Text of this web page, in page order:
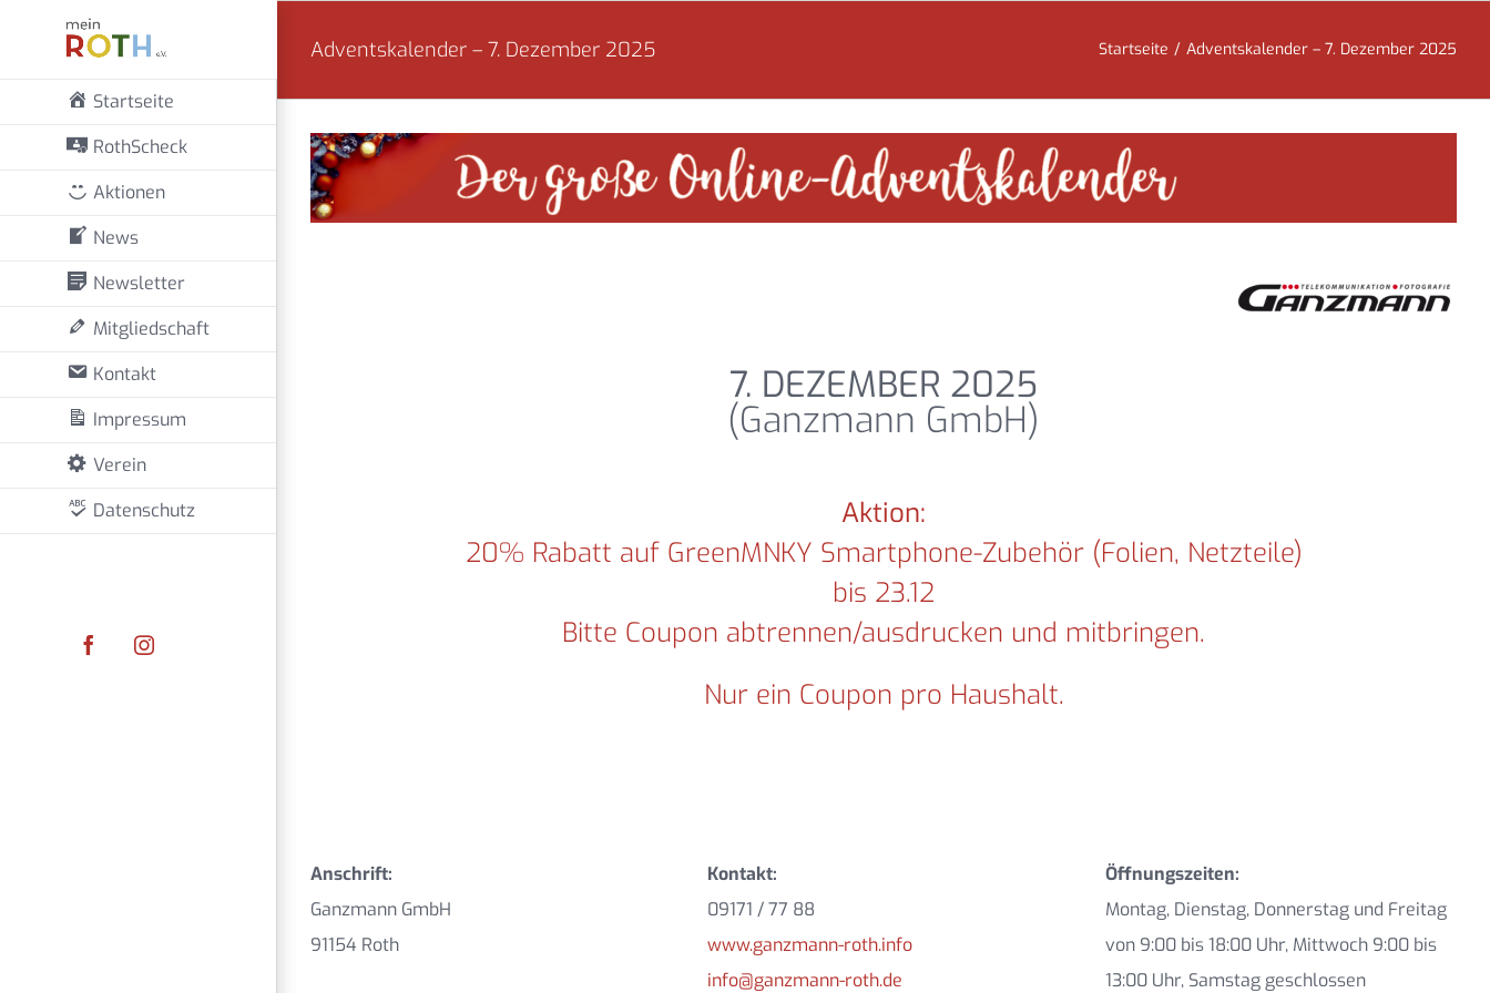
springen
Startseite
RothScheck
Aktionen
News
Newsletter
Mitgliedschaft
Kontakt
Impressum
Verein
Datenschutz
FacebookInstagram
Adventskalender – 7. Dezember 2025 Startseite Adventskalender – 7. Dezember 2025
7. DEZEMBER 2025
(Ganzmann GmbH)
Aktion:
20% Rabatt auf GreenMNKY Smartphone-Zubehör (Folien, Netzteile)
bis 23.12
Bitte Coupon abtrennen/ausdrucken und mitbringen.
Nur ein Coupon pro Haushalt.
Anschrift:
Ganzmann GmbH
91154 Roth
Kontakt:
09171 / 77 88
www.ganzmann-roth.info
info@ganzmann-roth.de
Öffnungszeiten:
Montag, Dienstag, Donnerstag und Freitag
von 9:00 bis 18:00 Uhr, Mittwoch 9:00 bis
13:00 Uhr, Samstag geschlossen